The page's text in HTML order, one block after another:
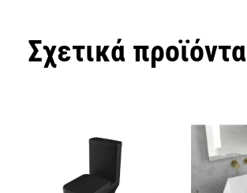
Σχετικά προϊόντα